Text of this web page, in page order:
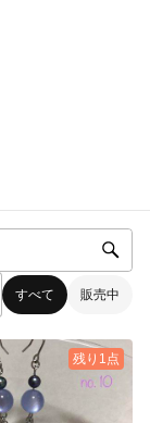
すべて 販売中
残り1点